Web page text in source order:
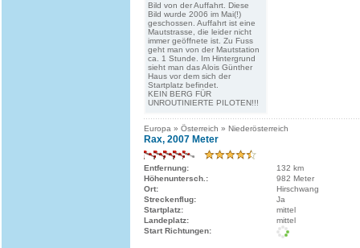
Bild von der Auffahrt. Diese
Bild wurde 2006 im Mai(!)
geschossen. Auffahrt ist eine
Mautstrasse, die leider nicht
immer geöffnete ist. Zu Fuss
geht man von der Mautstation
ca. 1 Stunde. Im Hintergrund
sieht man das Alois Günther
Haus vor dem sich der
Startplatz befindet.
KEIN BERG FÜR
UNROUTINIERTE PILOTEN!!!
Europa » Österreich » Niederösterreich
Rax, 2007 Meter
Entfernung:
132 km
Höhenuntersch.:
982 Meter
Ort:
Hirschwang
Streckenflug:
Ja
Startplatz:
mittel
Landeplatz:
mittel
Start Richtungen: